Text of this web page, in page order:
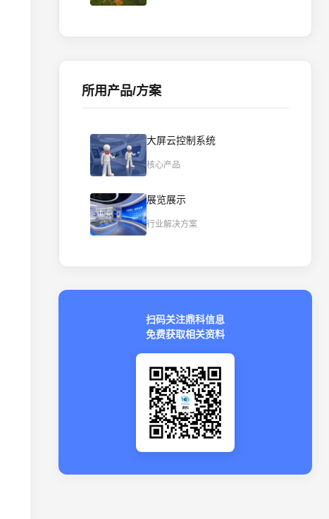
所用产品/方案
大屏云控制系统
核心产品
展览展示
行业解决方案
扫码关注鼎科信息
免费获取相关资料